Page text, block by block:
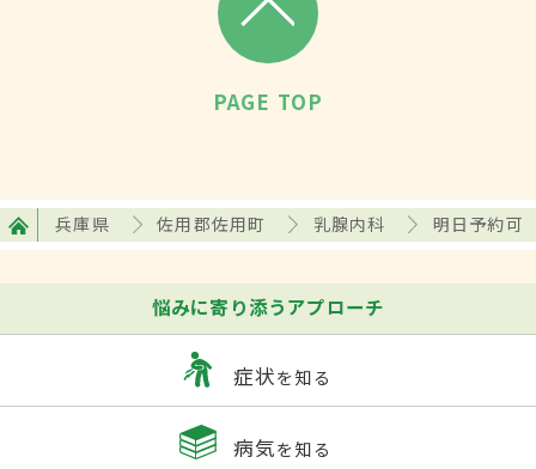
PAGE TOP
兵庫県 佐用郡佐用町 乳腺内科 明日予約可
悩みに寄り添うアプローチ
症状を知る
病気を知る